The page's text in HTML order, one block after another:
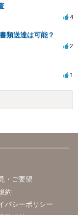
4
類送達は可能？
2
1
・ご要望
約
バシーポリシー